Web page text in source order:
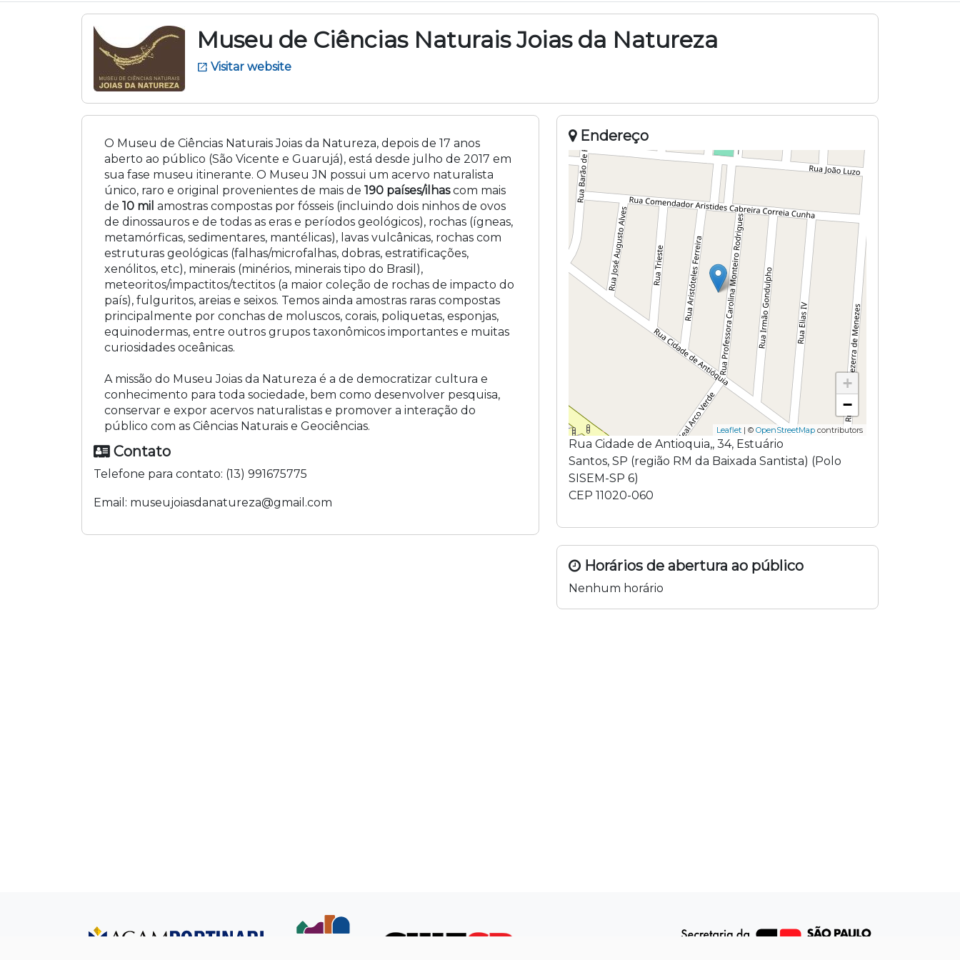
Museu de Ciências Naturais Joias da Natureza
open_in_new Visitar website
O Museu de Ciências Naturais Joias da Natureza, depois de 17 anos
aberto ao público (São Vicente e Guarujá), está desde julho de 2017 em
sua fase museu itinerante. O Museu JN possui um acervo naturalista
único, raro e original provenientes de mais de 190 países/ilhascom mais
de 10 mil amostras compostas por fósseis (incluindo dois ninhos de ovos
de dinossauros e de todas as eras e períodos geológicos), rochas (ígneas,
metamórficas, sedimentares, mantélicas), lavas vulcânicas, rochas com
estruturas geológicas (falhas/microfalhas, dobras, estratificações,
xenólitos, etc), minerais (minérios, minerais tipo do Brasil),
meteoritos/impactitos/tectitos (a maior coleção de rochas de impacto do
país), fulguritos, areias e seixos. Temos ainda amostras raras compostas
principalmente por conchas de moluscos, corais, poliquetas, esponjas,
equinodermas, entre outros grupos taxonômicos importantes e muitas
curiosidades oceânicas.
A missão do Museu Joias da Natureza é a de democratizar cultura e
conhecimento para toda sociedade, bem como desenvolver pesquisa,
conservar e expor acervos naturalistas e promover a interação do
público com as Ciências Naturais e Geociências.
Contato
Telefone para contato: (13) 991675775
Email: museujoiasdanatureza@gmail.com
Endereço
+
−
Leaflet | © OpenStreetMap contributors
Rua Cidade de Antioquia,, 34, Estuário
Santos, SP (região RM da Baixada Santista) (Polo
SISEM-SP 6)
CEP 11020-060
Horários de abertura ao público
Nenhum horário